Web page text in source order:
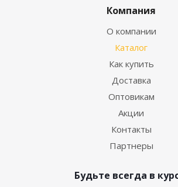
Компания
О компании
Каталог
Как купить
Доставка
Оптовикам
Акции
Контакты
Партнеры
Будьте всегда в